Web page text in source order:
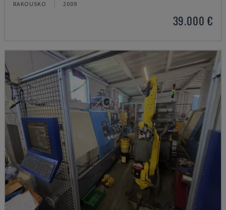
RAKOUSKO 2009
39.000 €